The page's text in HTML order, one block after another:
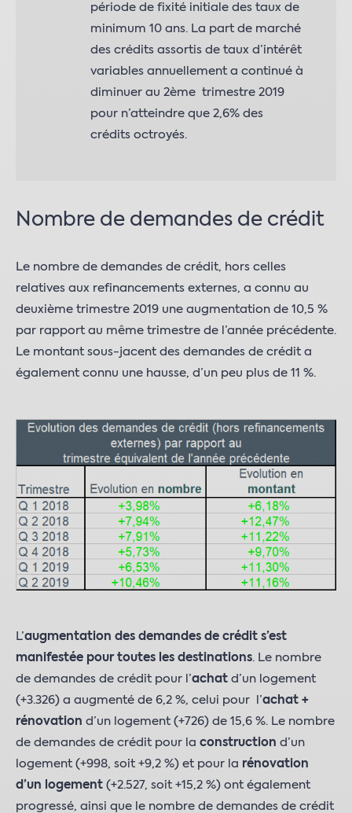
période de fixité initiale des taux de
minimum 10 ans. La part de marché
des crédits assortis de taux d’intérêt
variables annuellement a continué à
diminuer au 2ème trimestre 2019
pour n’atteindre que 2,6% des
crédits octroyés.
Nombre de demandes de crédit
Le nombre de demandes de crédit, hors celles
relatives aux refinancements externes, a connu au
deuxième trimestre 2019 une augmentation de 10,5 %
par rapport au même trimestre de l’année précédente.
Le montant sous-jacent des demandes de crédit a
également connu une hausse, d’un peu plus de 11 %.
L’augmentation des demandes de crédit s’est
manifestée pour toutes les destinations. Le nombre
de demandes de crédit pour l’achat d’un logement
(+3.326) a augmenté de 6,2 %, celui pour l’achat +
rénovation d’un logement (+726) de 15,6 %. Le nombre
de demandes de crédit pour la construction d’un
logement (+998, soit +9,2 %) et pour la rénovation
d’un logement (+2.527, soit +15,2 %) ont également
progressé, ainsi que le nombre de demandes de crédit